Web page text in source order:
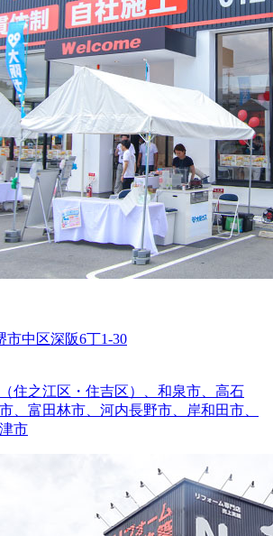
市中区深阪6丁1-30
住之江区・住吉区）、和泉市、高石
、富田林市、河内長野市、岸和田市、
市